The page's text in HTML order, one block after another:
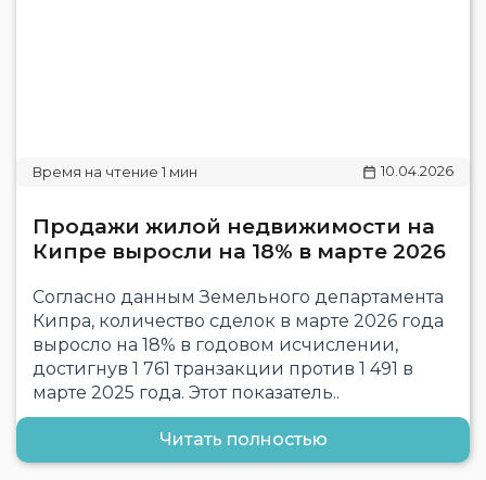
10.04.2026
Продажи жилой недвижимости на
Кипре выросли на 18% в марте 2026
Согласно данным Земельного департамента
Кипра, количество сделок в марте 2026 года
выросло на 18% в годовом исчислении,
достигнув 1 761 транзакции против 1 491 в
марте 2025 года. Этот показатель..
Читать полностью